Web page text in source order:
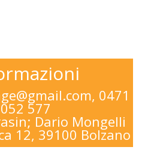
0471
052 577
Dario Mongelli
12, 39100 Bolzano